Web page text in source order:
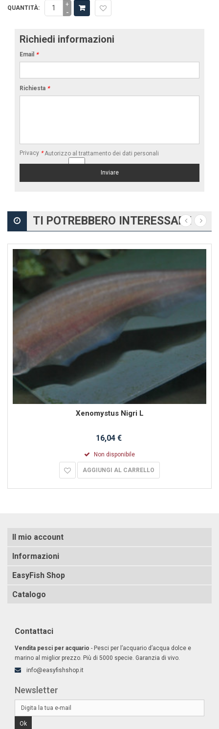
QUANTITÀ: +
-
Richiedi informazioni
Email *
Richiesta *
Privacy * Autorizzo al trattamento dei dati personali
TI POTREBBERO INTERESSARE
Xenomystus Nigri L
16,04 €
Non disponibile
AGGIUNGI AL CARRELLO
Il mio account
Informazioni
EasyFish Shop
Catalogo
Contattaci
Vendita pesci per acquario - Pesci per l’acquario d’acqua dolce e
marino al miglior prezzo. Più di 5000 specie. Garanzia di vivo.
info@easyfishshop.it
Newsletter
Ok